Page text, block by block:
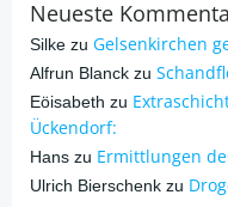
Neueste
Silke zu Gelsenkirchen
Alfrun Blanck zu
Eöisabeth zu
Ückendorf:
Hans zu Ermittlungen
Ulrich Bierschenk zu